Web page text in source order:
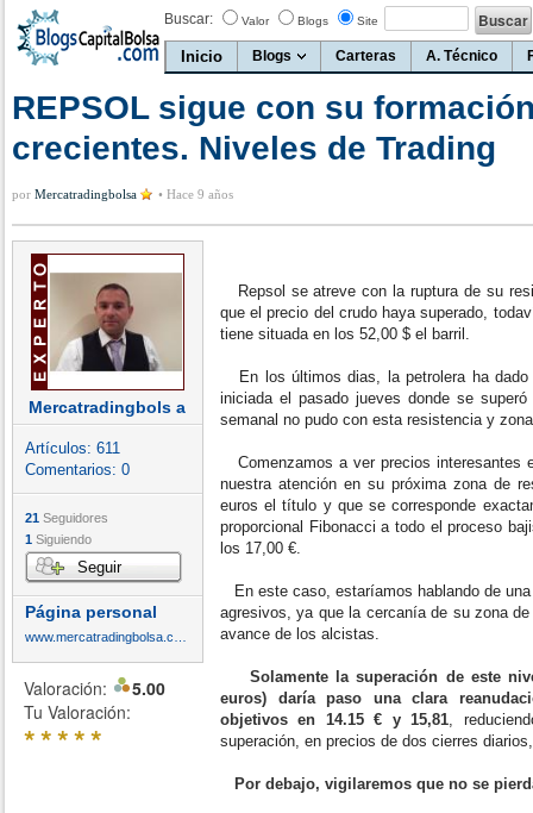
Buscar: Valor Blogs Site
Inicio Blogs Carteras A. Técnico
REPSOL sigue con su
crecientes. Niveles de Trading
por Mercatradingbolsa • Hace 9 años
Mercatradingbols a
Artículos: 611
Comentarios: 0
21 Seguidores
1 Siguiendo
Seguir
Página personal
Valoración:
5.00
Tu Valoración:
*****
Repsol se atreve con la ruptura de su
que el precio del crudo haya superado,
tiene situada en los 52,00 $ el barril.
En los últimos dias, la petrolera ha
iniciada el pasado jueves donde se
semanal no pudo con esta resistencia y
Comenzamos a ver precios interesantes
nuestra atención en su próxima zona de
euros el título y que se corresponde
proporcional Fibonacci a todo el proceso
los 17,00 €.
En este caso, estaríamos hablando de
agresivos, ya que la cercanía de su zona
avance de los alcistas.
Solamente la superación de este
euros) daría paso una clara
objetivos en 14.15 € y 15,81,
superación, en precios de dos cierres
Por debajo, vigilaremos que no se